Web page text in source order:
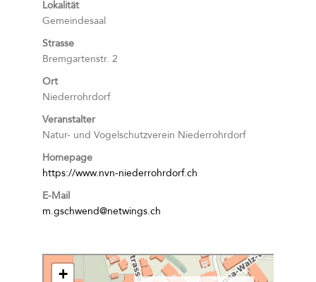
Lokalität
Gemeindesaal
Strasse
Bremgartenstr. 2
Ort
Niederrohrdorf
Veranstalter
Natur- und Vogelschutzverein Niederrohrdorf
Homepage
https://www.nvn-niederrohrdorf.ch
E-Mail
m.gschwend@netwings.ch